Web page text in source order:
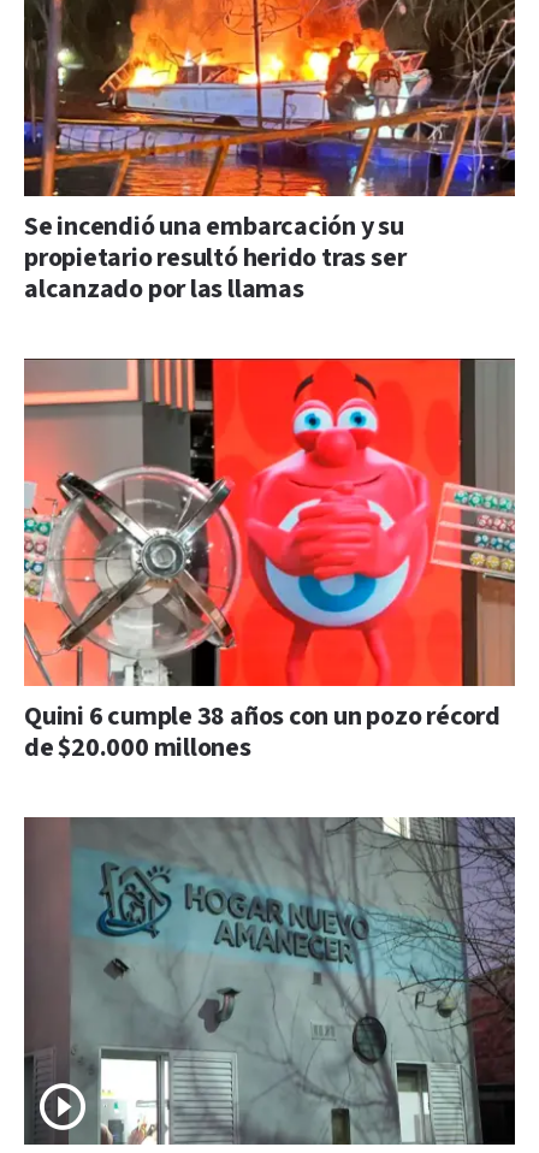
Se incendió una embarcación y su
propietario resultó herido tras ser
alcanzado por las llamas
Quini 6 cumple 38 años con un pozo récord
de $20.000 millones